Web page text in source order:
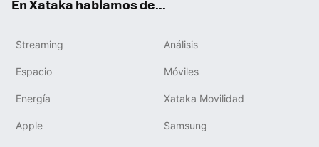
En Xataka hablamos de...
Streaming Análisis
Espacio Móviles
Energía Xataka Movilidad
Apple Samsung